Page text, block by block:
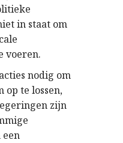
in staat om
voeren.
nodig om
op te lossen,
zijn